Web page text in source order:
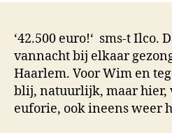
‘42.500 euro!‘ sms-t Ilco.
vannacht bij elkaar
Haarlem. Voor Wim en
blij, natuurlijk, maar hier,
euforie, ook ineens weer